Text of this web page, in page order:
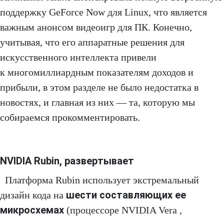
поддержку GeForce Now для Linux, что является
важным анонсом видеоигр для ПК. Конечно,
учитывая, что его аппаратные решения для
искусственного интеллекта привели
к многомиллиардным показателям доходов и
прибыли, в этом разделе не было недостатка в
новостях, и главная из них — та, которую мы
собираемся прокомментировать.
NVIDIA Rubin, развертывает
Платформа Rubin использует экстремальный
дизайн кода на шести составляющих ее
микросхемах (процессоре NVIDIA Vera ,